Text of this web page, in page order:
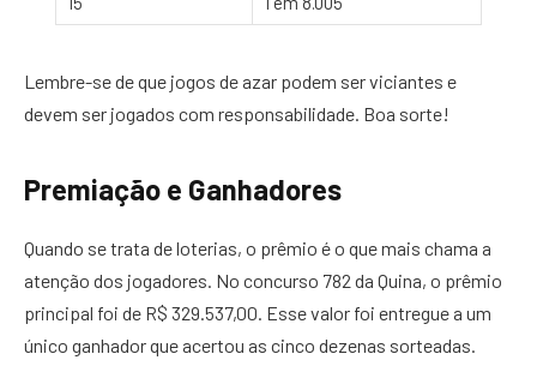
Lembre-se de que jogos de azar podem ser viciantes e
devem ser jogados com responsabilidade. Boa sorte!
Premiação e Ganhadores
Quando se trata de loterias, o prêmio é o que mais chama a
atenção dos jogadores. No concurso 782 da Quina, o prêmio
principal foi de R$ 329.537,00. Esse valor foi entregue a um
único ganhador que acertou as cinco dezenas sorteadas.